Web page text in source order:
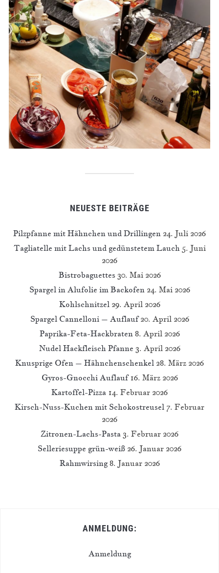
NEUESTE BEITRÄGE
Pilzpfanne mit Hähnchen und Drillingen 24. Juli 2026
Tagliatelle mit Lachs und gedünstetem Lauch 5. Juni
2026
Bistrobaguettes 30. Mai 2026
Spargel in Alufolie im Backofen 24. Mai 2026
Kohlschnitzel 29. April 2026
Spargel Cannelloni – Auflauf 20. April 2026
Paprika-Feta-Hackbraten 8. April 2026
Nudel Hackfleisch Pfanne 3. April 2026
Knusprige Ofen – Hähnchenschenkel 28. März 2026
Gyros-Gnocchi Auflauf 16. März 2026
Kartoffel-Pizza 14. Februar 2026
Kirsch-Nuss-Kuchen mit Schokostreusel 7. Februar
2026
Zitronen-Lachs-Pasta 3. Februar 2026
Selleriesuppe grün-weiß 26. Januar 2026
Rahmwirsing 8. Januar 2026
ANMELDUNG:
Anmeldung